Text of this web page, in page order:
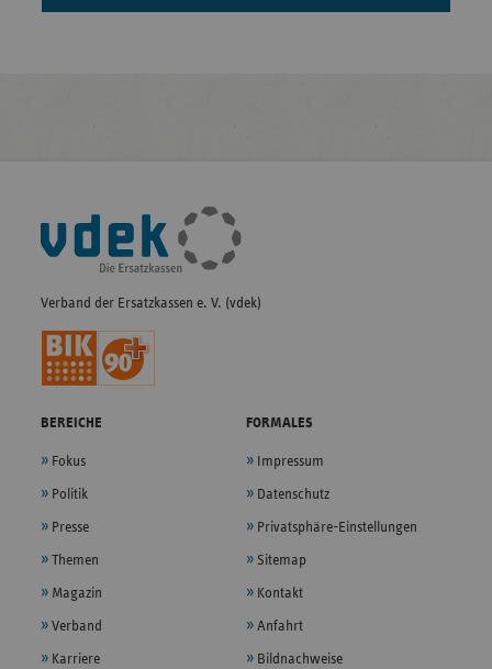
Fußleisten-
Navigation
Verband der Ersatzkassen e. V. (vdek)
BEREICHE
Fokus
Politik
Presse
Themen
Magazin
Verband
Karriere
FORMALES
Impressum
Datenschutz
Privatsphäre-Einstellungen
Sitemap
Kontakt
Anfahrt
Bildnachweise